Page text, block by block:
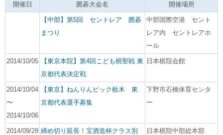
開催日 囲碁大会名 開催場所
【中部】第5回 セントレア 囲碁
まつり
中部国際空港 セント
レア内 セントレアホ
ール
2014/10/05
【東京本院】第4回こども棋聖戦 東
京都代表決定戦
日本棋院会館
2014/10/04
〜
2014/10/06
【東京】ねんりんピック栃木 東
京都代表選手募集
下野市石橋体育センタ
ー
2014/09/28 締め切り延長！宝酒造杯クラス別
日本棋院中部総本部